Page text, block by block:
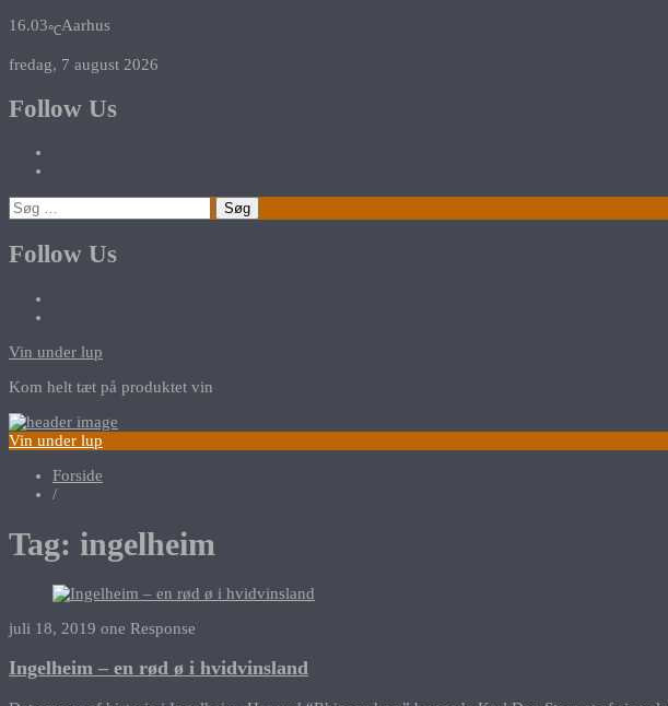
16.03℃Aarhus
fredag, 7 august 2026
Follow Us
Søg
efter:
Follow Us
Vin under lup
Kom helt tæt på produktet vin
Vin under lup
Forside
/
Tag: ingelheim
juli 18, 2019 one Response
Ingelheim – en rød ø i hvidvinsland